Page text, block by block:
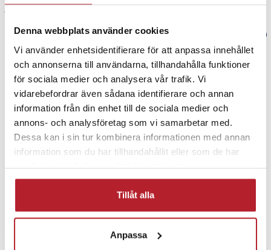
Denna webbplats använder cookies
Vi använder enhetsidentifierare för att anpassa innehållet
och annonserna till användarna, tillhandahålla funktioner
för sociala medier och analysera vår trafik. Vi
vidarebefordrar även sådana identifierare och annan
information från din enhet till de sociala medier och
annons- och analysföretag som vi samarbetar med.
Dessa kan i sin tur kombinera informationen med annan
information som du har tillhandahållit eller som de har
Tillåt alla
Anpassa
PRISGARANTI
UTFÖRSÄLJNING
Rea 50-99 Kronor